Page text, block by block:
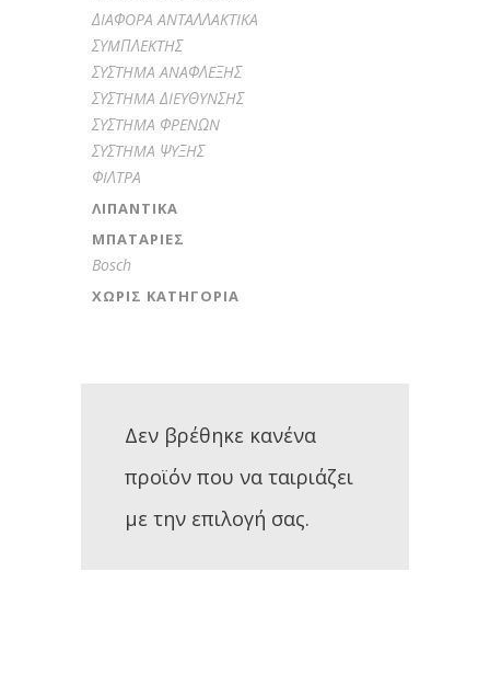
ΔIAΦOPA ANTAΛΛAKTIKA
ΣYMΠΛEKTHΣ
ΣYΣTHMA ANAΦΛEΞHΣ
ΣYΣTHMA ΔIEYΘYNΣHΣ
ΣYΣTHMA ΦPENΩN
ΣYΣTHMA ΨYΞHΣ
ΦIΛTPA
ΛΙΠΑΝΤΙΚΆ
ΜΠΑΤΑΡΊΕΣ
Bosch
ΧΩΡΊΣ ΚΑΤΗΓΟΡΊΑ
Δεν βρέθηκε κανένα
προϊόν που να ταιριάζει
με την επιλογή σας.